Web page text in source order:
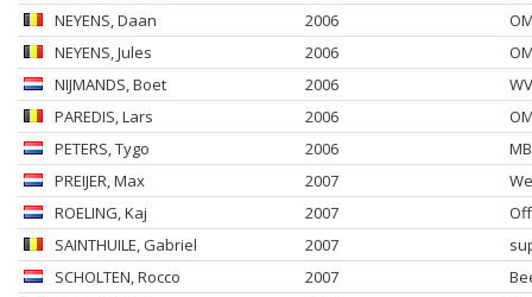
NEYENS, Daan 2006
NEYENS, Jules 2006
NIJMANDS, Boet 2006
PAREDIS, Lars 2006
PETERS, Tygo 2006
PREIJER, Max 2007
ROELING, Kaj 2007
SAINTHUILE, Gabriel 2007
SCHOLTEN, Rocco 2007